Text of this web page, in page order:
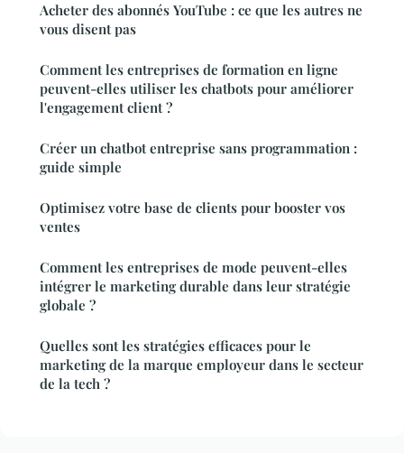
Acheter des abonnés YouTube : ce que les autres ne
vous disent pas
Comment les entreprises de formation en ligne
peuvent-elles utiliser les chatbots pour améliorer
l'engagement client ?
Créer un chatbot entreprise sans programmation :
guide simple
Optimisez votre base de clients pour booster vos
ventes
Comment les entreprises de mode peuvent-elles
intégrer le marketing durable dans leur stratégie
globale ?
Quelles sont les stratégies efficaces pour le
marketing de la marque employeur dans le secteur
de la tech ?